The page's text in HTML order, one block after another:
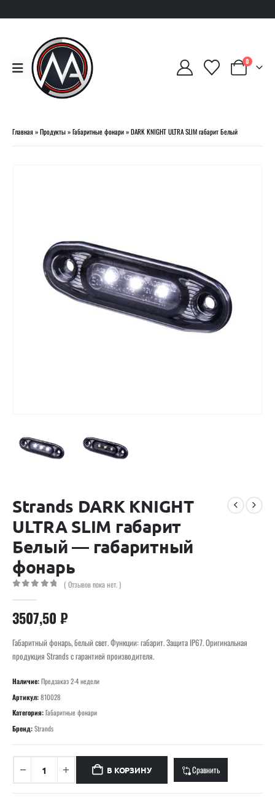
0
Главная»Продукты»Габаритные фонари»DARK KNIGHT ULTRA SLIM габарит Белый
Strands DARK KNIGHT
ULTRA SLIM габарит
Белый — габаритный
фонарь
( Отзывов пока нет. )
3507,50 ₽
Габаритный фонарь, белый свет. Функции: габарит. Защита IP67. Оригинальная
продукция Strands с гарантией производителя.
Наличие:Предзаказ 2-4 недели
Артикул:810028
Категория:Габаритные фонари
Бренд:Strands
В КОРЗИНУ Сравнить